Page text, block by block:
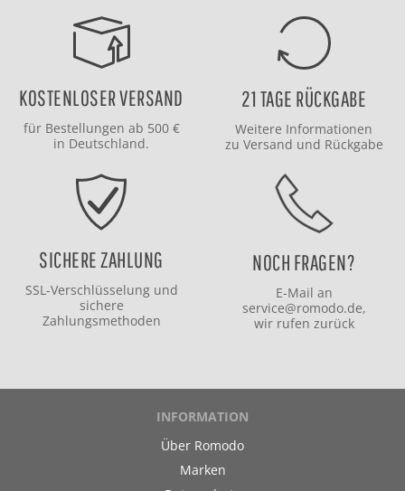
KOSTENLOSER VERSAND
für Bestellungen ab 500 €
in Deutschland.
21 TAGE RÜCKGABE
Weitere Informationen
zu Versand und Rückgabe
SICHERE ZAHLUNG
SSL-Verschlüsselung und
sichere
Zahlungsmethoden
NOCH FRAGEN?
E-Mail an
service@romodo.de,
wir rufen zurück
INFORMATION
Über Romodo
Marken